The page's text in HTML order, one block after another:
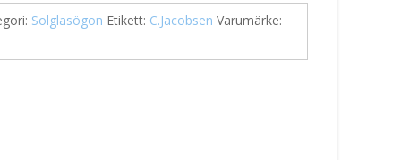
Solglasögon Etikett: C.Jacobsen Varumärke: